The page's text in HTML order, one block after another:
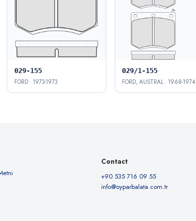
029-155
FORD · 1973-1973
029/1-155
FORD, AUSTRAL · 1968-1974
Contact
+90 535 716 09 55
info@oyparbalata.com.tr